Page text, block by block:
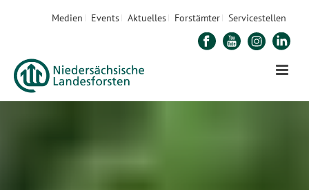
Medien Events Aktuelles Forstämter Servicestellen